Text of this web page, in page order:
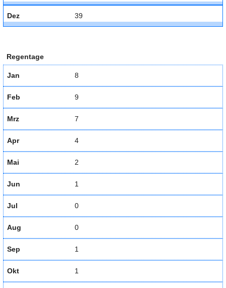
Dez 39
Regentage
Jan 8
Feb 9
Mrz 7
Apr 4
Mai 2
Jun 1
Jul 0
Aug 0
Sep 1
Okt 1